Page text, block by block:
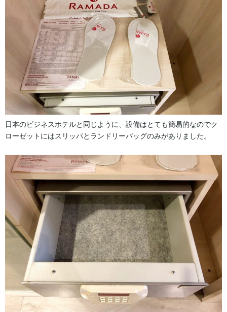
日本のビジネスホテルと同じように、設備はとても簡易的なのでク
ローゼットにはスリッパとランドリーバッグのみがありました。